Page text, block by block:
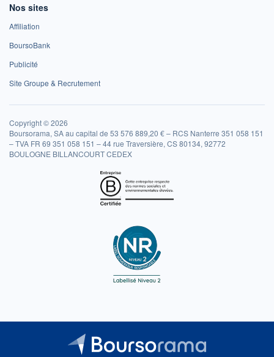
Nos sites
Affiliation
BoursoBank
Publicité
Site Groupe & Recrutement
Copyright © 2026
Boursorama, SA au capital de 53 576 889,20 € – RCS Nanterre 351 058 151
– TVA FR 69 351 058 151 – 44 rue Traversière, CS 80134, 92772
BOULOGNE BILLANCOURT CEDEX